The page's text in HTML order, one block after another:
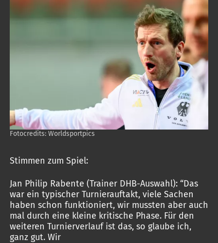
Fotocredits: Worldsportpics
Stimmen zum Spiel:
Jan Philip Rabente (Trainer DHB-Auswahl): “Das
war ein typischer Turnierauftakt, viele Sachen
haben schon funktioniert, wir mussten aber auch
mal durch eine kleine kritische Phase. Für den
weiteren Turnierverlauf ist das, so glaube ich,
ganz gut. Wir